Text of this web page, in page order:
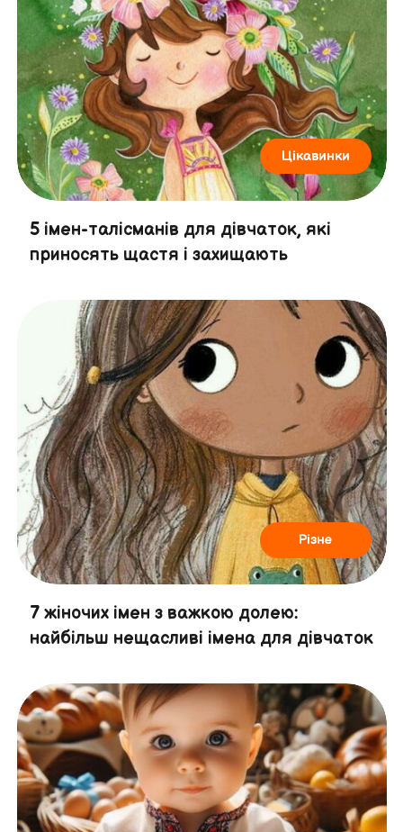
Цікавинки
5 імен-талісманів для дівчаток, які
приносять щастя і захищають
Різне
7 жіночих імен з важкою долею:
найбільш нещасливі імена для дівчаток